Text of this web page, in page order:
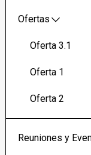
Ofertas
Oferta 3.1
Oferta 1
Oferta 2
Reuniones y